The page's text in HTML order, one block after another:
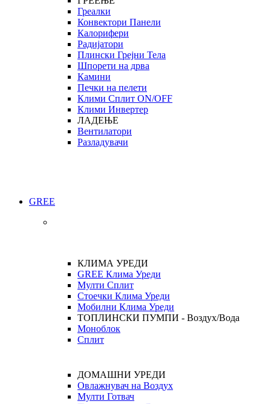
Греалки
Конвектори Панели
Калорифери
Радијатори
Плински Грејни Тела
Шпорети на дрва
Камини
Печки на пелети
Клими Сплит ON/OFF
Клими Инвертер
ЛАДЕЊЕ
Вентилатори
Разладувачи
GREE
КЛИМА УРЕДИ
GREE Клима Уреди
Мулти Сплит
Стоечки Клима Уреди
Мобилни Клима Уреди
ТОПЛИНСКИ ПУМПИ - Воздух/Вода
Моноблок
Сплит
ДОМАШНИ УРЕДИ
Овлажнувач на Воздух
Мулти Готвач